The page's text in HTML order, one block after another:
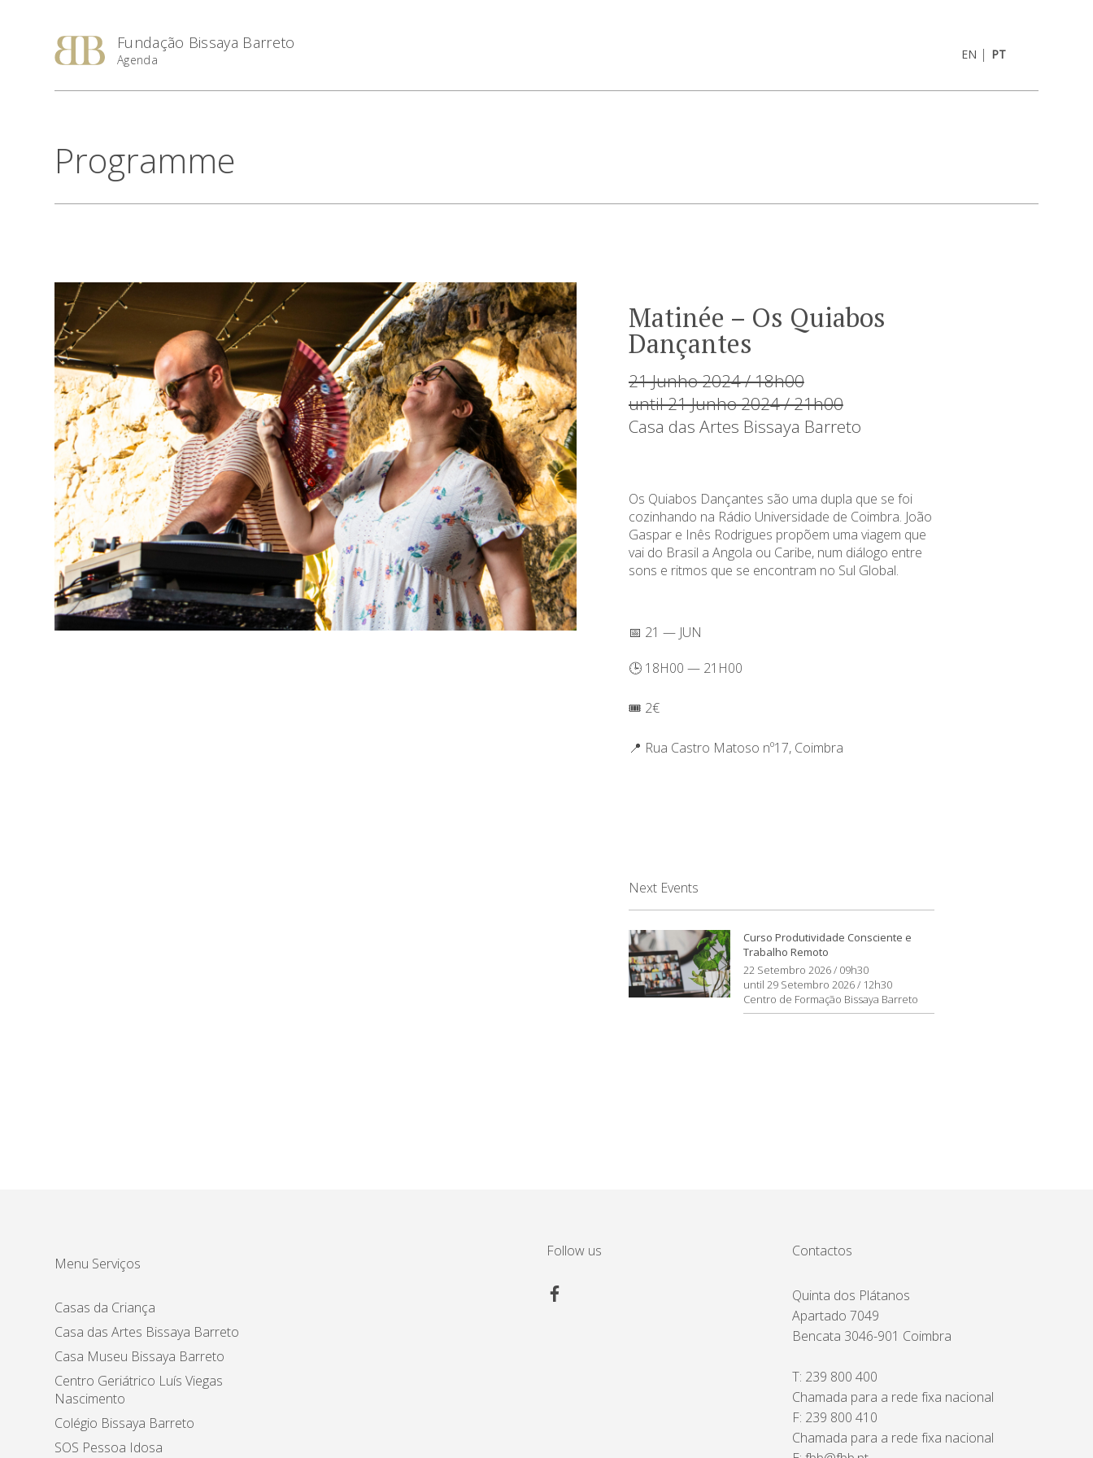
Fundação Bissaya Barreto
Agenda EN | PT
Programme
Matinée – Os Quiabos
Dançantes
21 Junho 2024 / 18h00
until 21 Junho 2024 / 21h00
Casa das Artes Bissaya Barreto
Os Quiabos Dançantes são uma dupla que se foi
cozinhando na Rádio Universidade de Coimbra. João
Gaspar e Inês Rodrigues propõem uma viagem que
vai do Brasil a Angola ou Caribe, num diálogo entre
sons e ritmos que se encontram no Sul Global.
📅 21 — JUN
🕒 18H00 — 21H00
🎟️ 2€
📍 Rua Castro Matoso nº17, Coimbra
Next Events
Curso Produtividade Consciente e
Trabalho Remoto
22 Setembro 2026 / 09h30
until 29 Setembro 2026 / 12h30
Centro de Formação Bissaya Barreto
Menu Serviços
Casas da Criança
Casa das Artes Bissaya Barreto
Casa Museu Bissaya Barreto
Centro Geriátrico Luís Viegas
Nascimento
Colégio Bissaya Barreto
SOS Pessoa Idosa
Follow us Contactos
Quinta dos Plátanos
Apartado 7049
Bencata 3046-901 Coimbra
T: 239 800 400
Chamada para a rede fixa nacional
F: 239 800 410
Chamada para a rede fixa nacional